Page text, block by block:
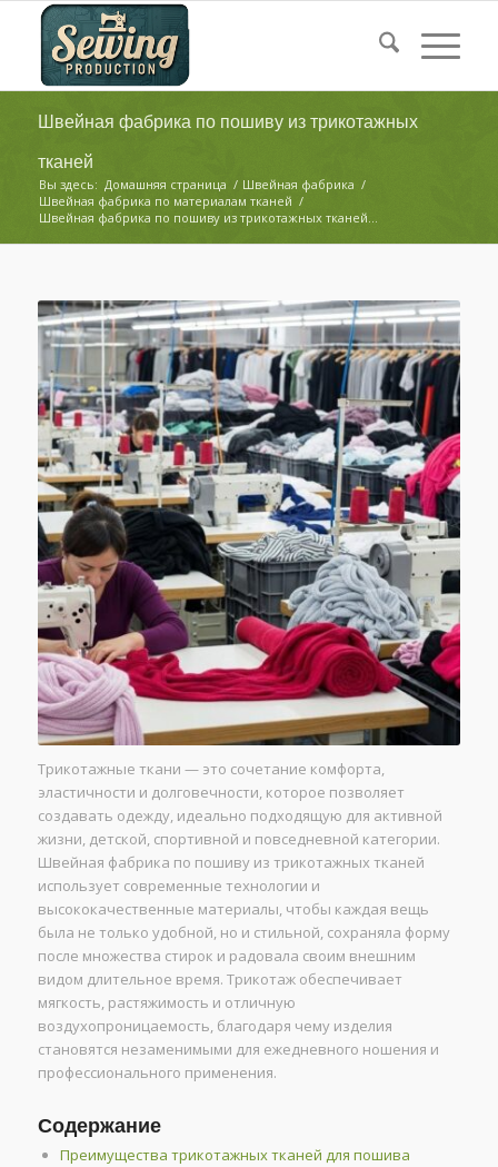
Швейная фабрика по пошиву из трикотажных
тканей
Вы здесь: Домашняя страница / Швейная фабрика /
Швейная фабрика по материалам тканей /
Швейная фабрика по пошиву из трикотажных тканей...
Трикотажные ткани — это сочетание комфорта,
эластичности и долговечности, которое позволяет
создавать одежду, идеально подходящую для активной
жизни, детской, спортивной и повседневной категории.
Швейная фабрика по пошиву из трикотажных тканей
использует современные технологии и
высококачественные материалы, чтобы каждая вещь
была не только удобной, но и стильной, сохраняла форму
после множества стирок и радовала своим внешним
видом длительное время. Трикотаж обеспечивает
мягкость, растяжимость и отличную
воздухопроницаемость, благодаря чему изделия
становятся незаменимыми для ежедневного ношения и
профессионального применения.
Содержание
Преимущества трикотажных тканей для пошива